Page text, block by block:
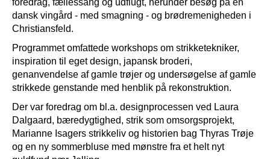
veltilrettelagt uge med mange spændende workshops,
foredrag, fællessang og udflugt, herunder besøg på en
dansk vingård - med smagning - og brødremenigheden i
Christiansfeld.
Programmet omfattede workshops om strikketekniker,
inspiration til eget design, japansk broderi,
genanvendelse af gamle trøjer og undersøgelse af gamle
strikkede genstande med henblik på rekonstruktion.
Der var foredrag om bl.a. designprocessen ved Laura
Dalgaard, bæredygtighed, strik som omsorgsprojekt,
Marianne Isagers strikkeliv og historien bag Thyras Trøje